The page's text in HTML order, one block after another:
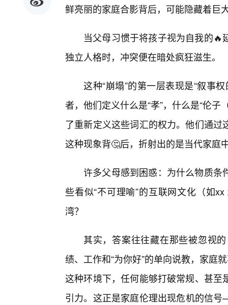
鲜亮丽的家庭合影背后，可能隐藏着
当父母习惯于将孩子视为自我的
独立人格时，冲突便在暗处疯狂滋生。
这种“崩塌”的第一层表现是“叙事
者，他们定义什么是“孝”，什么是“伦
了重新定义这些词汇的权力。他们通
这种现象背🤔后，折射出的是当代家庭
许多父母感到困惑：为什么物质条
些看似“不可理喻”的互联网文化（如
湾？
其实，答案往往藏在那些被忽视
绩、工作和“为你好”的单向说教，家庭
这种环境下，任何能够打破常规、甚
引力。这正是家庭伦理出现危机的信